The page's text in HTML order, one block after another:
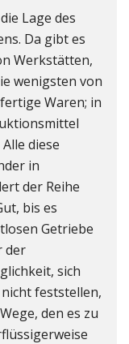
Lage des
Da gibt es
Werkstätten,
wenigsten von
Waren; in
diese
in
der Reihe
bis es
Getriebe
der
sich
feststellen,
den es zu